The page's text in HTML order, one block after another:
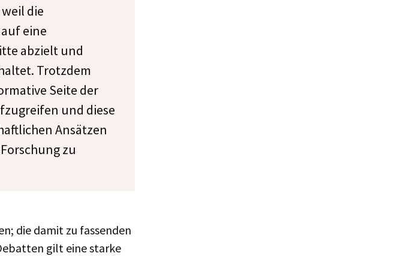
die
eine
abzielt und
Trotzdem
Seite der
und diese
Ansätzen
zu
die damit zu fassenden
gilt eine starke